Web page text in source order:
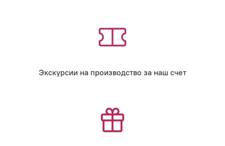
Экскурсии на производство за наш счет